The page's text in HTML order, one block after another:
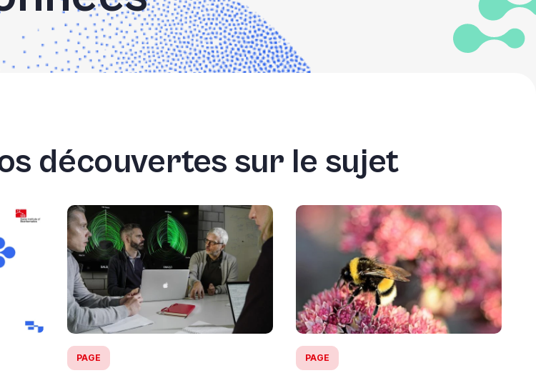
découvertes sur le sujet
PAGE PAGE